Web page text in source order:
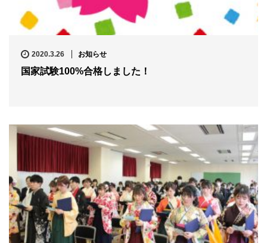
n
2020.3.26 お知らせ
国家試験100%合格しました！